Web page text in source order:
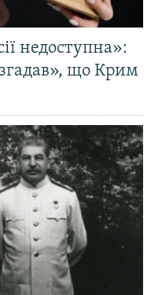
недоступна»:
що Крим